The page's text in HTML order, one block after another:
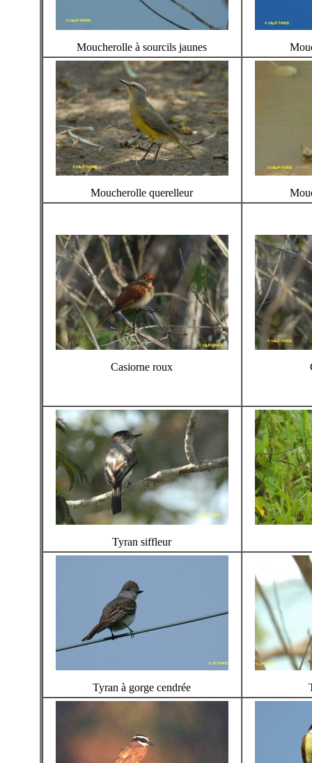
Moucherolle à sourcils jaunes
Moucherolle querelleur
Casiorne roux
Tyran siffleur
Tyran à gorge cendrée